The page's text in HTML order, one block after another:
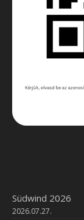
Südwind 2026
2026.07.27.